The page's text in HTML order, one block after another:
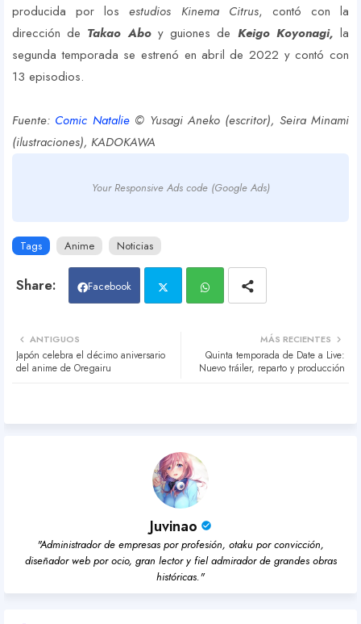
producida por losestudios Kinema Citrus, contó con la
dirección de Takao Aboy guiones de Keigo Koyonagi,la
segunda temporada se estrenó en abril de 2022 y contó con
13 episodios.
Fuente: Comic Natalie© Yusagi Aneko (escritor), Seira Minami
(ilustraciones), KADOKAWA
Your Responsive Ads code (Google Ads)
Tags Anime Noticias
Facebook
ter atsa
MÁS RECIENTES
Quinta temporada de Date a Live:
Nuevo tráiler, reparto y producción
ANTIGUOS
Japón celebra el décimo aniversario
del anime de Oregairu
Juvinao
"Administrador de empresas por profesión, otaku por convicción,
diseñador web por ocio, gran lector y fiel admirador de grandes obras
históricas."